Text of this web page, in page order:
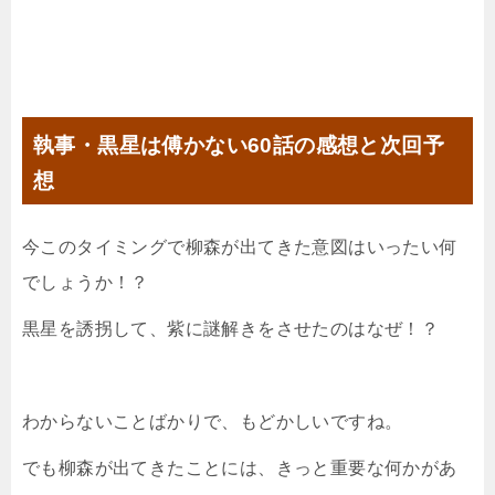
執事・黒星は傅かない60話の感想と次回予
想
今このタイミングで柳森が出てきた意図はいったい何
でしょうか！？
黒星を誘拐して、紫に謎解きをさせたのはなぜ！？
わからないことばかりで、もどかしいですね。
でも柳森が出てきたことには、きっと重要な何かがあ